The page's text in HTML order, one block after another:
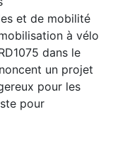
et de mobilité
à vélo
dans le
un projet
pour les
pour